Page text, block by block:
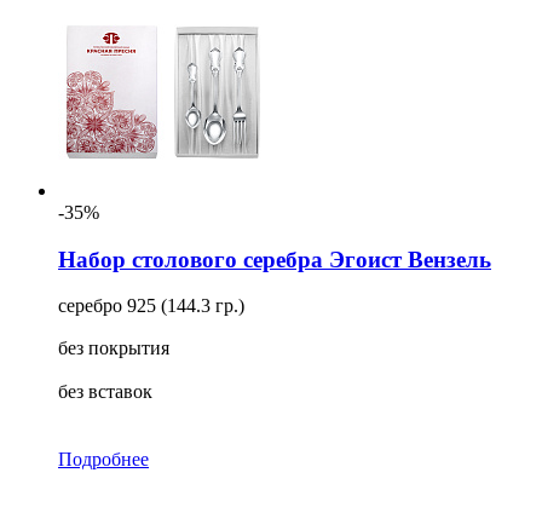
-35%
Набор столового серебра Эгоист Вензель
серебро 925 (144.3 гр.)
без покрытия
без вставок
Подробнее